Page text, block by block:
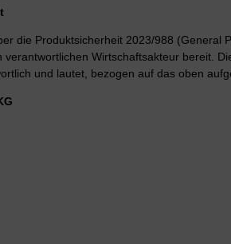
die Produktsicherheit 2023/988 (General
Wirtschaftsakteur bereit.
und lautet, bezogen auf das oben